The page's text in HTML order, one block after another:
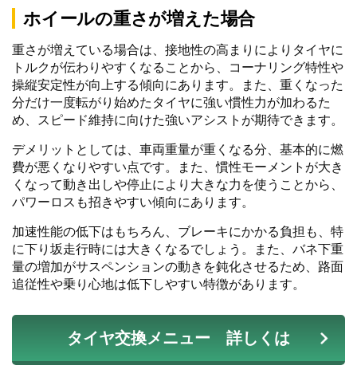
ホイールの重さが増えた場合
重さが増えている場合は、接地性の高まりによりタイヤに
トルクが伝わりやすくなることから、コーナリング特性や
操縦安定性が向上する傾向にあります。また、重くなった
分だけ一度転がり始めたタイヤに強い慣性力が加わるた
め、スピード維持に向けた強いアシストが期待できます。
デメリットとしては、車両重量が重くなる分、基本的に燃
費が悪くなりやすい点です。また、慣性モーメントが大き
くなって動き出しや停止により大きな力を使うことから、
パワーロスも招きやすい傾向にあります。
加速性能の低下はもちろん、ブレーキにかかる負担も、特
に下り坂走行時には大きくなるでしょう。また、バネ下重
量の増加がサスペンションの動きを鈍化させるため、路面
追従性や乗り心地は低下しやすい特徴があります。
タイヤ交換メニュー 詳しくは